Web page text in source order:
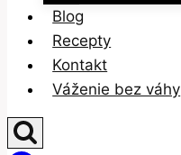
Blog
Recepty
Kontakt
Váženie bez váhy